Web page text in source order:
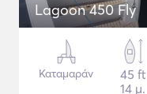
Lagoon 450 Fly
Καταμαράν
45 ft
14 μ.